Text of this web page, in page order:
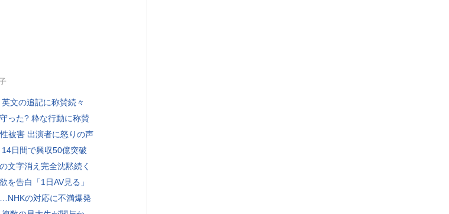
文の追記に称賛続々
った? 粋な行動に称賛
被害 出演者に怒りの声
日間で興収50億突破
の文字消え完全沈黙続く
を告白「1日AV見る」
の対応に不満爆発